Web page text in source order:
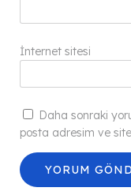
İnternet sitesi
Daha sonraki
posta adresim ve